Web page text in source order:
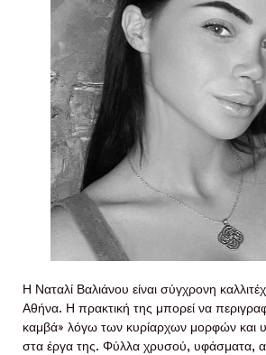
Η Ναταλί Βαλιάνου είναι σύγχρονη
Αθήνα. Η πρακτική της μπορεί να
καμβά» λόγω των κυρίαρχων μορφών και
στα έργα της. Φύλλα χρυσού, υφάσματα,